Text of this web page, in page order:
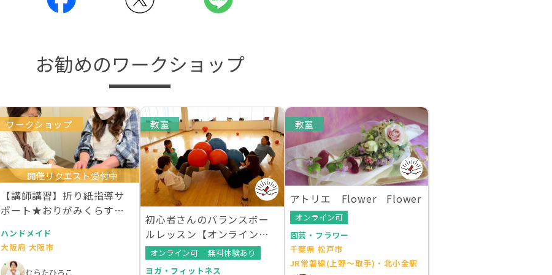
お勧めのワークショップ
ワークショップ
開催リクエスト受付中
【講師講習】折り紙指導サ
ポート★おりがみくらすア
ハンドメイド
大阪府 大阪市
むらたひろこ
教室
初心者さんのバランスボー
ルレッスン【オンラインレ
ッスンあり】
オンライン可
無料体験あり
ヨガ・フィットネス
教室
アトリエ Flower Flower
オンライン可
園芸・フラワー
千葉県 松戸市
JR常磐線(上野～取手)・北小金駅